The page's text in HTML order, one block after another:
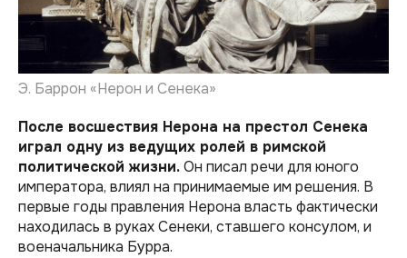
Э. Баррон «Нерон и Сенека»
После восшествия Нерона на престол Сенека
играл одну из ведущих ролей в римской
политической жизни.Он писал речи для юного
императора, влиял на принимаемые им решения. В
первые годы правления Нерона власть фактически
находилась в руках Сенеки, ставшего консулом, и
военачальника Бурра.